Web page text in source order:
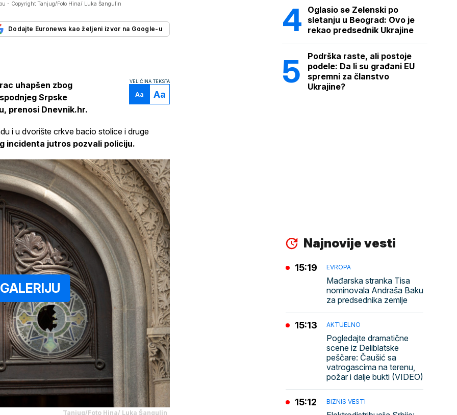
- Copyright Tanjug/Foto Hina/ Luka Šangulin
Dodajte Euronews kao željeni izvor na Google-u
VELIČINA TEKSTA
Aa Aa
uhapšen zbog
Srpske
prenosi Dnevnik.hr.
i u dvorište crkve bacio stolice i druge
incidenta jutros pozvali policiju.
Tanjug/Foto Hina/ Luka Šangulin
Oglasio se Zelenski po
sletanju u Beograd: Ovo je
rekao predsednik Ukrajine
Podrška raste, ali postoje
podele: Da li su građani EU
spremni za članstvo
Ukrajine?
Najnovije vesti
EVROPA
Mađarska stranka Tisa
nominovala Andraša Baku
za predsednika zemlje
15:19
AKTUELNO
Pogledajte dramatične
scene iz Deliblatske
peščare: Čaušić sa
vatrogascima na terenu,
požar i dalje bukti (VIDEO)
15:13
BIZNIS VESTI
15:12